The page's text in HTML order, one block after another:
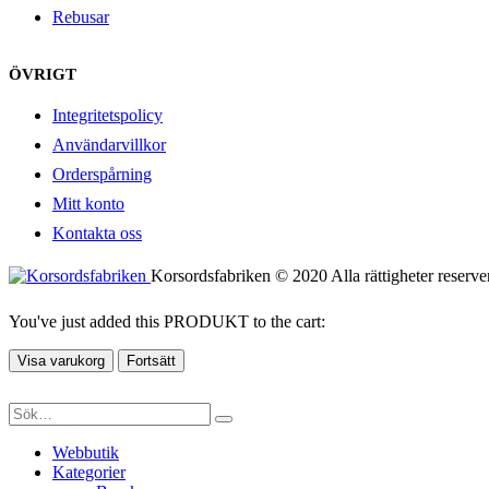
Rebusar
ÖVRIGT
Integritetspolicy
Användarvillkor
Orderspårning
Mitt konto
Kontakta oss
Korsordsfabriken © 2020 Alla rättigheter
You've just added this PRODUKT to the cart:
Visa varukorg Fortsätt
Webbutik
Kategorier